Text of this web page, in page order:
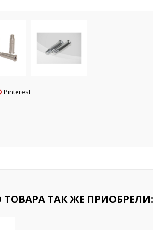
Pinterest
ТАК ЖЕ ПРИОБРЕЛИ: